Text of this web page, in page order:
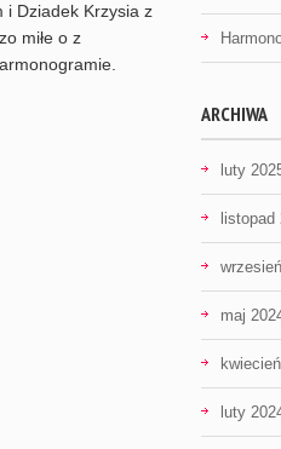
i Dziadek Krzysia z
miłe o z
ARCHIWA
luty
listopad
maj
luty